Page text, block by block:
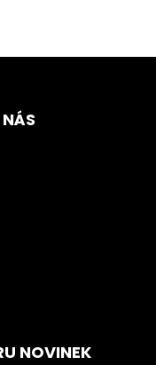
NOVINEK